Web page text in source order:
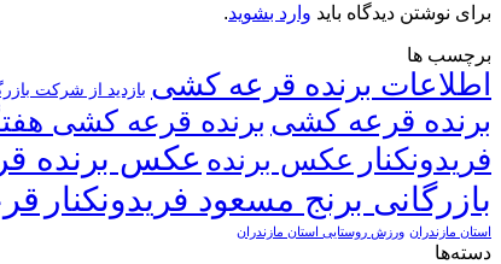
برای نوشتن دیدگاه باید وارد بشوید.
برچسب ها
اطلاعات برنده قرعه کشی بازدید از شرکت
برنده قرعه کشی برنده قرعه کشی
فریدونکنار عکس برنده عکس برنده
بازرگانی برنج مسعود فریدونکنار
استان مازندران ورزش روستایی استان مازندران
دسته‌ها